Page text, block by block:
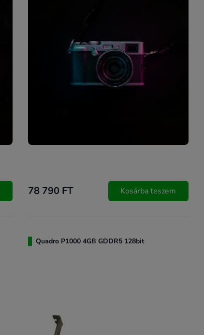
78 790 FT Kosárba teszem
Quadro P1000 4GB GDDR5 128bit